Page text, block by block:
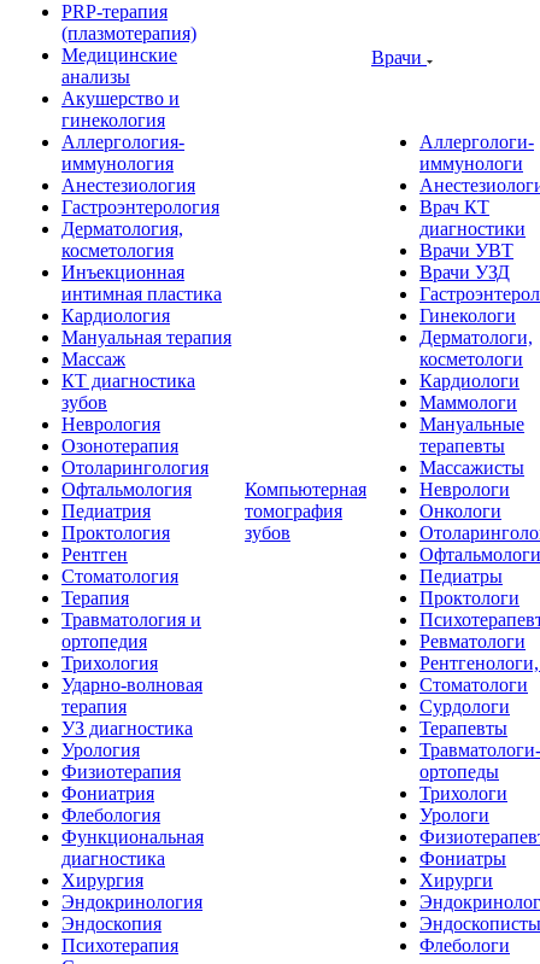
PRP-терапия
(плазмотерапия)
Медицинские
анализы
Акушерство и
гинекология
Аллергология-
иммунология
Анестезиология
Гастроэнтерология
Дерматология,
косметология
Инъекционная
интимная пластика
Кардиология
Мануальная терапия
Массаж
КТ диагностика
зубов
Неврология
Озонотерапия
Отоларингология
Офтальмология
Педиатрия
Проктология
Рентген
Стоматология
Терапия
Травматология и
ортопедия
Трихология
Ударно-волновая
терапия
УЗ диагностика
Урология
Физиотерапия
Фониатрия
Флебология
Функциональная
диагностика
Хирургия
Эндокринология
Эндоскопия
Психотерапия
Компьютерная
томография
зубов
Врачи
Аллергологи-
иммунологи
Врач КТ
диагностики
Врачи УВТ
Врачи УЗД
Гинекологи
Дерматологи,
косметологи
Кардиологи
Маммологи
Мануальные
терапевты
Массажисты
Неврологи
Онкологи
Офтальмологи
Педиатры
Проктологи
Ревматологи
Стоматологи
Сурдологи
Терапевты
Травматологи-
ортопеды
Трихологи
Урологи
Фониатры
Хирурги
Эндоскописты
Флебологи